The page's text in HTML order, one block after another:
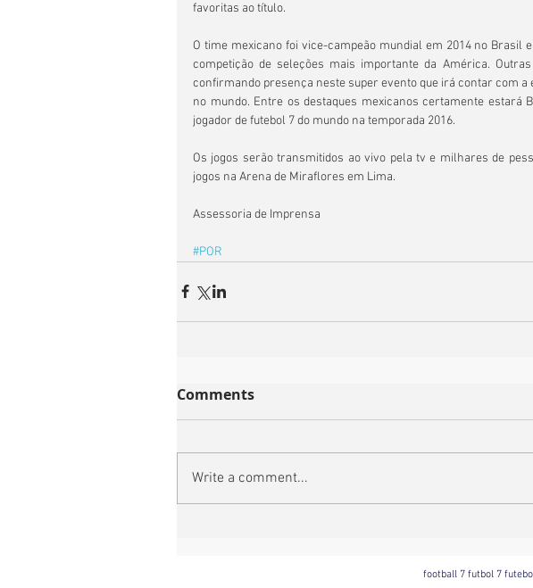
favoritas ao título.
O time mexicano foi vice-campeão mundial em 2014 no Brasil
competição de seleções mais importante da América.
confirmando presença neste super evento que irá contar com a
no mundo. Entre os destaques mexicanos certamente estará
jogador de futebol 7 do mundo na temporada 2016.
Os jogos serão transmitidos ao vivo pela tv e milhares de
jogos na Arena de Miraflores em Lima.
Assessoria de Imprensa
#POR
Comments
Write a comment...
football 7 futbol 7